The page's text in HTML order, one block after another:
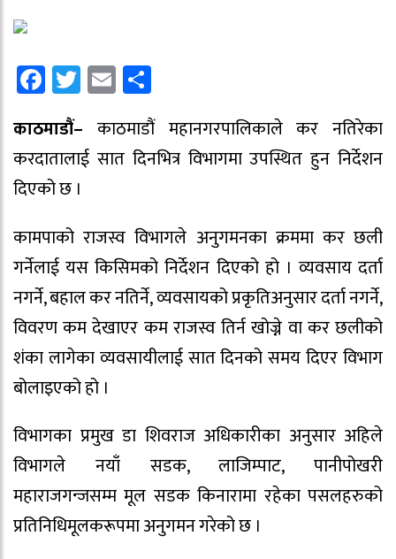
Facebook
Twitter
Email
काठमाडौं– काठमाडौं महानगरपालिकाले कर नतिरेका
करदातालाई सात दिनभित्र विभागमा उपस्थित हुन निर्देशन
दिएको छ ।
कामपाको राजस्व विभागले अनुगमनका क्रममा कर छली
गर्नेलाई यस किसिमको निर्देशन दिएको हो । व्यवसाय दर्ता
नगर्ने, बहाल कर नतिर्ने, व्यवसायको प्रकृतिअनुसार दर्ता नगर्ने,
विवरण कम देखाएर कम राजस्व तिर्न खोज्ने वा कर छलीको
शंका लागेका व्यवसायीलाई सात दिनको समय दिएर विभाग
बोलाइएको हो ।
विभागका प्रमुख डा शिवराज अधिकारीका अनुसार अहिले
विभागले नयाँ सडक, लाजिम्पाट, पानीपोखरी
महाराजगन्जसम्म मूल सडक किनारामा रहेका पसलहरुको
प्रतिनिधिमूलकरूपमा अनुगमन गरेको छ ।